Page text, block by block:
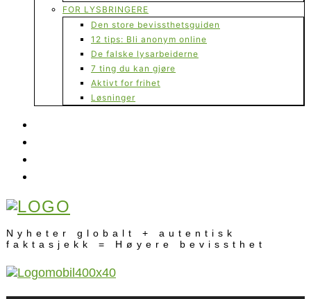
FOR LYSBRINGERE
Den store bevissthetsguiden
12 tips: Bli anonym online
De falske lysarbeiderne
7 ting du kan gjøre
Aktivt for frihet
Løsninger
Nyheter globalt + autentisk
faktasjekk = Høyere bevissthet